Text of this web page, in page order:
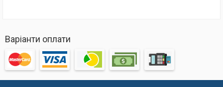
Варіанти оплати